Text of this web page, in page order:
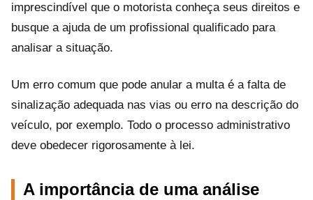
imprescindível que o motorista conheça seus direitos e
busque a ajuda de um profissional qualificado para
analisar a situação.
Um erro comum que pode anular a multa é a falta de
sinalização adequada nas vias ou erro na descrição do
veículo, por exemplo. Todo o processo administrativo
deve obedecer rigorosamente à lei.
A importância de uma análise